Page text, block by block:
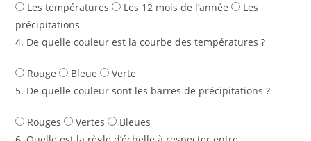
Les températures Les 12 mois de l’année
Les
précipitations
4. De quelle couleur est la courbe des températures ?
Rouge Bleue
Verte
5. De quelle couleur sont les barres de précipitations ?
Rouges Vertes
Bleues